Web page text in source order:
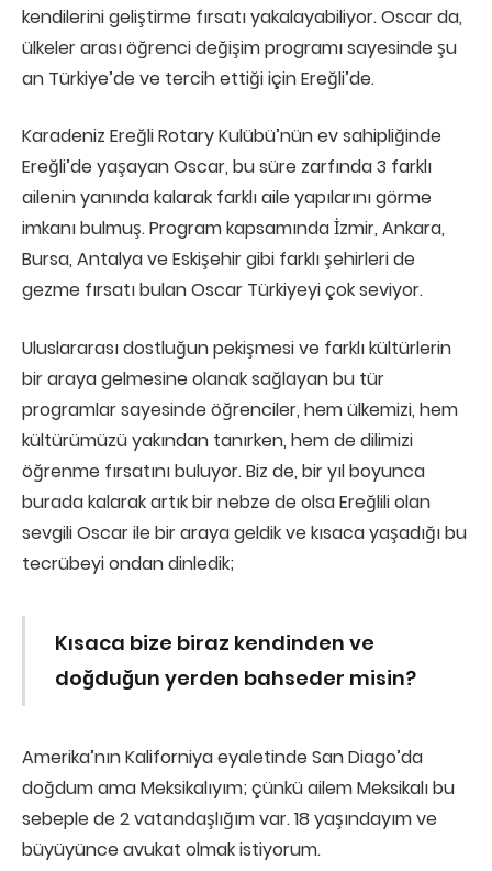
kendilerini geliştirme fırsatı yakalayabiliyor. Oscar da,
ülkeler arası öğrenci değişim programı sayesinde şu
an Türkiye’de ve tercih ettiği için Ereğli’de.
Karadeniz Ereğli Rotary Kulübü’nün ev sahipliğinde
Ereğli’de yaşayan Oscar, bu süre zarfında 3 farklı
ailenin yanında kalarak farklı aile yapılarını görme
imkanı bulmuş. Program kapsamında İzmir, Ankara,
Bursa, Antalya ve Eskişehir gibi farklı şehirleri de
gezme fırsatı bulan Oscar Türkiyeyi çok seviyor.
Uluslararası dostluğun pekişmesi ve farklı kültürlerin
bir araya gelmesine olanak sağlayan bu tür
programlar sayesinde öğrenciler, hem ülkemizi, hem
kültürümüzü yakından tanırken, hem de dilimizi
öğrenme fırsatını buluyor. Biz de, bir yıl boyunca
burada kalarak artık bir nebze de olsa Ereğlili olan
sevgili Oscar ile bir araya geldik ve kısaca yaşadığı bu
tecrübeyi ondan dinledik;
Kısaca bize biraz kendinden ve
doğduğun yerden bahseder misin?
Amerika’nın Kaliforniya eyaletinde San Diago’da
doğdum ama Meksikalıyım; çünkü ailem Meksikalı bu
sebeple de 2 vatandaşlığım var. 18 yaşındayım ve
büyüyünce avukat olmak istiyorum.